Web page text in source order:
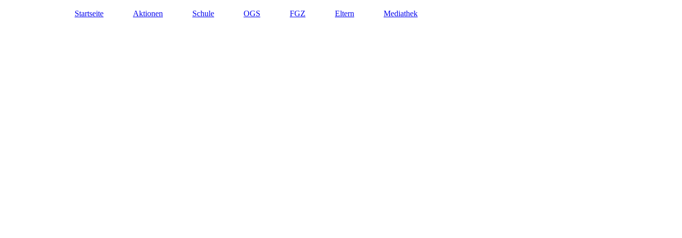
Startseite Aktionen Schule OGS FGZ Eltern Mediathek